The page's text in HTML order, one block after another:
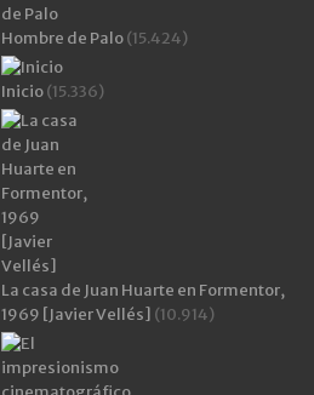
Hombre de Palo(15.424)
Inicio(15.336)
La casa de Juan Huarte en Formentor,
1969 [Javier Vellés] (10.914)